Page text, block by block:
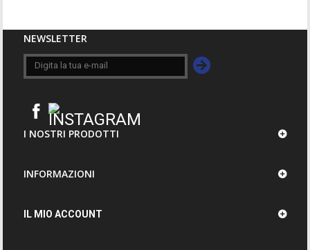
NEWSLETTER
I NOSTRI PRODOTTI
INFORMAZIONI
IL MIO ACCOUNT